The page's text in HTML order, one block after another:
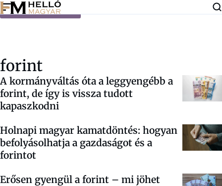
Ugrás a tartalomra
forint
A kormányváltás óta a leggyengébb a
forint, de így is vissza tudott
kapaszkodni
Holnapi magyar kamatdöntés: hogyan
befolyásolhatja a gazdaságot és a
forintot
Erősen gyengül a forint – mi jöhet